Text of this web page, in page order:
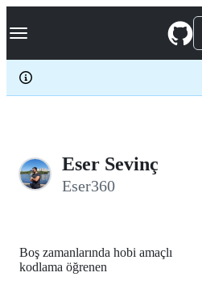
k
p
c
Navigation Menu
Eser Sevinç
Eser360
Boş zamanlarında hobi amaçlı
kodlama öğrenen